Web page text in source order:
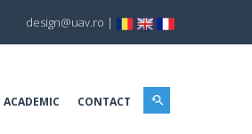
design@uav.ro |
ACADEMIC CONTACT